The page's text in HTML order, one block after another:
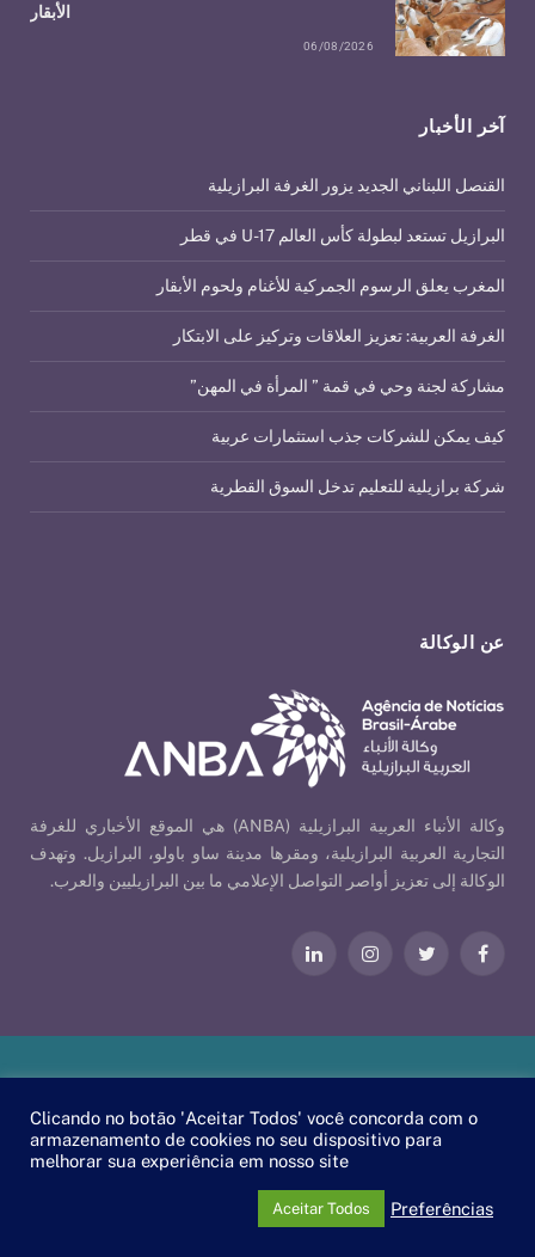
عن الوكالة
وكالة الأنباء العربية البرازيلية (ANBA) هي الموقع الأخباري للغرفة
التجارية العربية البرازيلية، ومقرها مدينة ساو باولو، البرازيل. وتهدف
الوكالة إلى تعزيز أواصر التواصل الإعلامي ما بين البرازيليين والعرب.
فيسبوكتويتر الانستغراملينكدإن
آخر الأخبار
القنصل اللبناني الجديد يزور الغرفة البرازيلية
البرازيل تستعد لبطولة كأس العالم U-17 في قطر
المغرب يعلق الرسوم الجمركية للأغنام ولحوم الأبقار
الغرفة العربية: تعزيز العلاقات وتركيز على الابتكار
مشاركة لجنة وحي في قمة ” المرأة في المهن”
كيف يمكن للشركات جذب استثمارات عربية
شركة برازيلية للتعليم تدخل السوق القطرية
الأبقار
06/08/2026
EscaEsco
.
Clicando no botão 'Aceitar Todos' você concorda com o
armazenamento de cookies no seu dispositivo para
melhorar sua experiência em nosso site
Preferências
Aceitar Todos
PT
EN